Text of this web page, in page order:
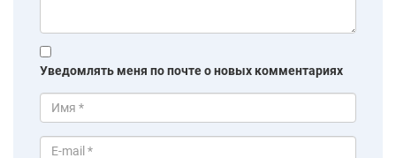
Уведомлять меня по почте о новых комментариях